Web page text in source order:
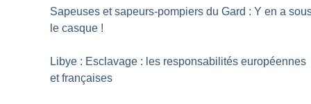
Sapeuses et sapeurs-pompiers du Gard : Y en a
le casque !
Libye : Esclavage : les responsabilités européennes
et françaises